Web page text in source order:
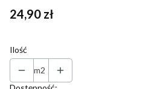
Cena
24,90 zł
Ilość
m2